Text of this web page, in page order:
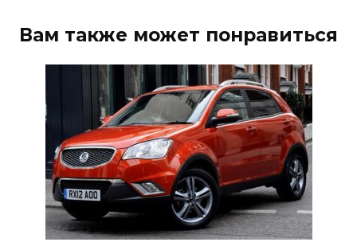
Вам также может понравиться